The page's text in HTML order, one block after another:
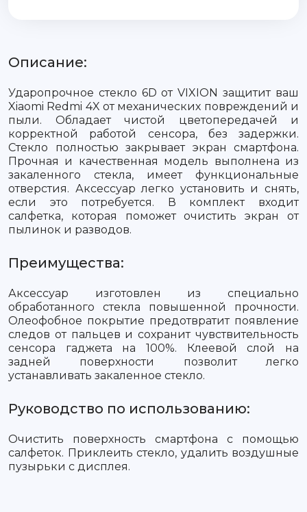
Описание:
Ударопрочное стекло 6D от VIXION защитит ваш
Xiaomi Redmi 4X от механических повреждений и
пыли. Обладает чистой цветопередачей и
корректной работой сенсора, без задержки.
Стекло полностью закрывает экран смартфона.
Прочная и качественная модель выполнена из
закаленного стекла, имеет функциональные
отверстия. Аксессуар легко установить и снять,
если это потребуется. В комплект входит
салфетка, которая поможет очистить экран от
пылинок и разводов.
Преимущества:
Аксессуар изготовлен из специально
обработанного стекла повышенной прочности.
Олеофобное покрытие предотвратит появление
следов от пальцев и сохранит чувствительность
сенсора гаджета на 100%. Клеевой слой на
задней поверхности позволит легко
устанавливать закаленное стекло.
Руководство по использованию:
Очистить поверхность смартфона с помощью
салфеток. Приклеить стекло, удалить воздушные
пузырьки с дисплея.